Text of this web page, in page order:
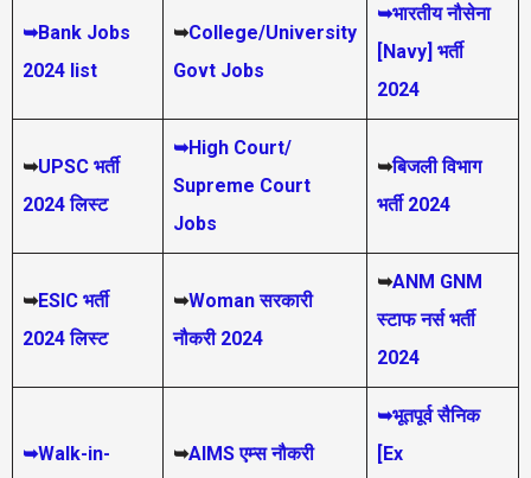
➥Bank Jobs
2024 list
➥College/University
Govt Jobs
➥भारतीय नौसेना
[Navy] भर्ती
2024
➥UPSC भर्ती
2024 लिस्ट
➥High Court/
Supreme Court
Jobs
➥बिजली विभाग
भर्ती 2024
➥ESIC भर्ती
2024 लिस्ट
➥Woman सरकारी
नौकरी 2024
➥ANM GNM
स्टाफ नर्स भर्ती
2024
➥Walk-in-
➥AIMS एम्स नौकरी
➥भूतपूर्व सैनिक
[Ex